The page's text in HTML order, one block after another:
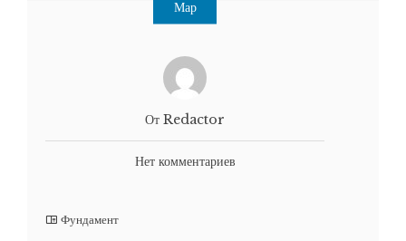
Мар
От Redactor
Нет комментариев
Фундамент